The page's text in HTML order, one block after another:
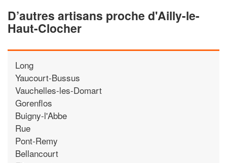
D’autres artisans proche d'Ailly-le-
Haut-Clocher
Long
Yaucourt-Bussus
Vauchelles-les-Domart
Gorenflos
Buigny-l'Abbe
Rue
Pont-Remy
Bellancourt